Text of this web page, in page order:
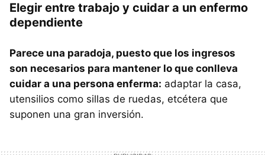
Elegir entre trabajo y cuidar a un enfermo
dependiente
Parece una paradoja, puesto que los ingresos
son necesarios para mantener lo que conlleva
cuidar a una persona enferma: adaptar la casa,
utensilios como sillas de ruedas, etcétera que
suponen una gran inversión.